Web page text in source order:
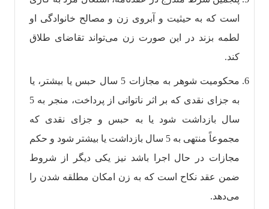
است که به حیثیت و آبروی زن و مصالح خانوادگی او
لطمه بزند در این صورت زن می‌تواند تقاضای طلاق
کند.
محکومیت شوهر به مجازات 5 سال حبس یا بیشتر، یا
به جزای نقدی که بر اثر ناتوانی از پرداخت، منجر به 5
سال بازداشت شود یا به حبس و جزای نقدی که
مجموعاً منتهی به 5 سال بازداشت یا بیشتر شود و حکم
مجازات در حال اجرا باشد نیز یکی دیگر از شروط
ضمن عقد نکاح است که به زن امکان مطلقه شدن را
می‌دهد.